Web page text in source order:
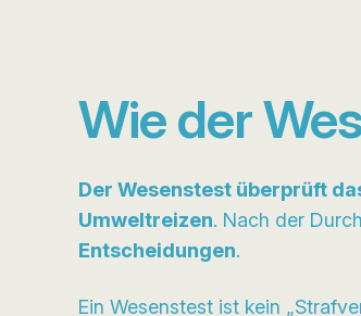
Wie der
Der Wesenstest überprüft
Umweltreizen. Nach der
Entscheidungen.
Ein Wesenstest ist kein